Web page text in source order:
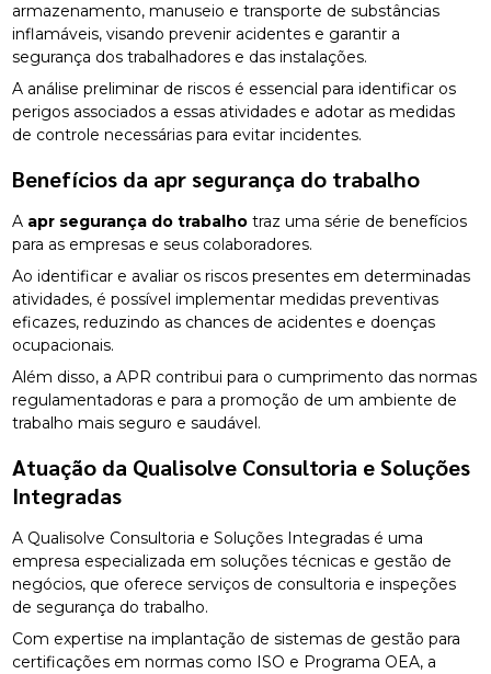
armazenamento, manuseio e transporte de substâncias
inflamáveis, visando prevenir acidentes e garantir a
segurança dos trabalhadores e das instalações.
A análise preliminar de riscos é essencial para identificar os
perigos associados a essas atividades e adotar as medidas
de controle necessárias para evitar incidentes.
Benefícios da apr segurança do trabalho
A apr segurança do trabalho traz uma série de benefícios
para as empresas e seus colaboradores.
Ao identificar e avaliar os riscos presentes em determinadas
atividades, é possível implementar medidas preventivas
eficazes, reduzindo as chances de acidentes e doenças
ocupacionais.
Além disso, a APR contribui para o cumprimento das normas
regulamentadoras e para a promoção de um ambiente de
trabalho mais seguro e saudável.
Atuação da Qualisolve Consultoria e Soluções
Integradas
A Qualisolve Consultoria e Soluções Integradas é uma
empresa especializada em soluções técnicas e gestão de
negócios, que oferece serviços de consultoria e inspeções
de segurança do trabalho.
Com expertise na implantação de sistemas de gestão para
certificações em normas como ISO e Programa OEA, a